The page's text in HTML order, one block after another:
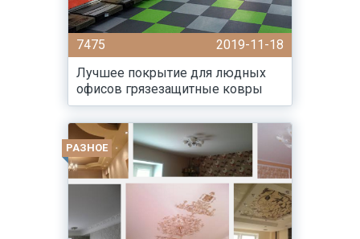
7475
2019-11-18
Лучшее покрытие для людных
офисов грязезащитные ковры
РАЗНОЕ